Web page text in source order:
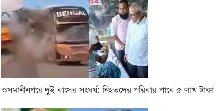
ওসমানীনগরে দুই বাসের সংঘর্ষ: নিহতদের পরিবার পাবে ৫ লাখ টাকা